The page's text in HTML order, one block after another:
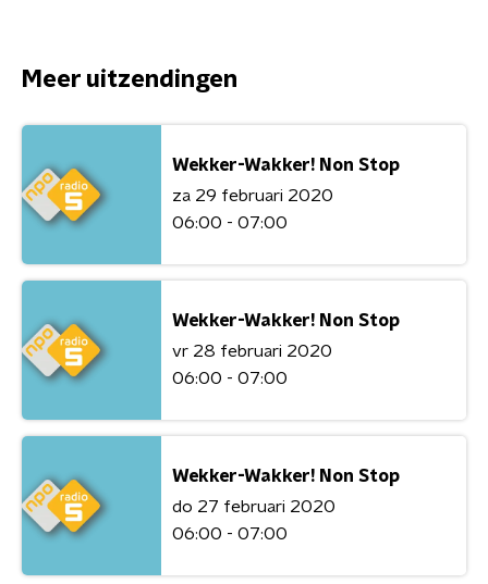
Meer uitzendingen
Wekker-Wakker! Non Stop
za 29 februari 2020
06:00 - 07:00
Wekker-Wakker! Non Stop
vr 28 februari 2020
06:00 - 07:00
Wekker-Wakker! Non Stop
do 27 februari 2020
06:00 - 07:00